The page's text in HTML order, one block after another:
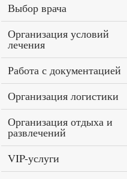
Выбор врача
Организация условий
лечения
Работа с документацией
Организация логистики
Организация отдыха и
развлечений
VIP-услуги